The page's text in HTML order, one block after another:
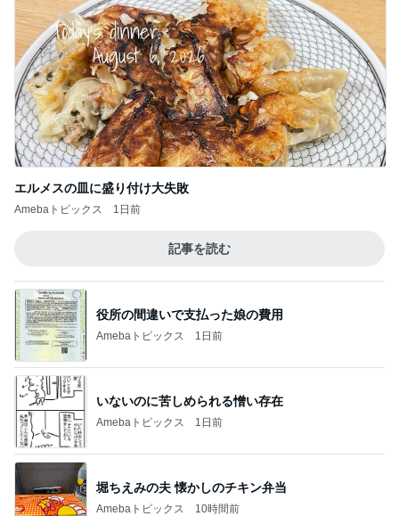
エルメスの皿に盛り付け大失敗
Amebaトピックス 1日前
記事を読む
役所の間違いで支払った娘の費用
Amebaトピックス 1日前
いないのに苦しめられる憎い存在
Amebaトピックス 1日前
堀ちえみの夫 懐かしのチキン弁当
Amebaトピックス 10時間前